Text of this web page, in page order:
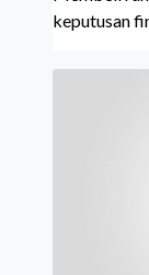
keputusan
aktif